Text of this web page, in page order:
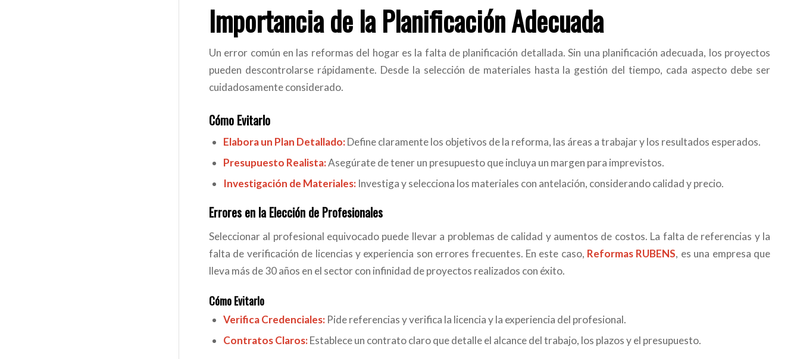
Importancia de la Planificación Adecuada
Un error común en las reformas del hogar es la falta de planificación detallada. Sin una planificación adecuada, los proyectos
pueden descontrolarse rápidamente. Desde la selección de materiales hasta la gestión del tiempo, cada aspecto debe ser
cuidadosamente considerado.
Cómo Evitarlo
Elabora un Plan Detallado:Define claramente los objetivos de la reforma, las áreas a trabajar y los resultados esperados.
Presupuesto Realista:Asegúrate de tener un presupuesto que incluya un margen para imprevistos.
Investigación de Materiales: Investiga y selecciona los materiales con antelación, considerando calidad y precio.
Errores en la Elección de Profesionales
Seleccionar al profesional equivocado puede llevar a problemas de calidad y aumentos de costos. La falta de referencias y la
falta de verificación de licencias y experiencia son errores frecuentes. En este caso, Reformas RUBENS, es una empresa que
lleva más de 30 años en el sector con infinidad de proyectos realizados con éxito.
Cómo Evitarlo
Verifica Credenciales: Pide referencias y verifica la licencia y la experiencia del profesional.
Contratos Claros:Establece un contrato claro que detalle el alcance del trabajo, los plazos y el presupuesto.